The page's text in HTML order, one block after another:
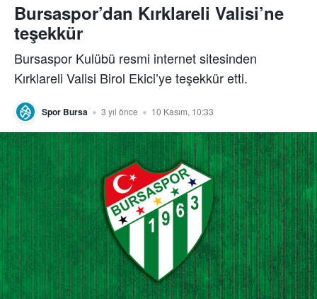
Bursaspor’dan Kırklareli Valisi’ne
teşekkür
Bursaspor Kulübü resmi internet sitesinden
Kırklareli Valisi Birol Ekici’ye teşekkür etti.
Spor Bursa 3 yıl önce 10 Kasım, 10:33